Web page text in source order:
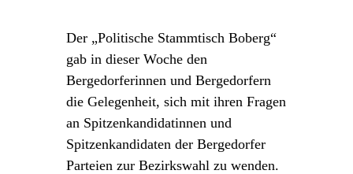
Der „Politische Stammtisch Boberg“
gab in dieser Woche den
Bergedorferinnen und Bergedorfern
die Gelegenheit, sich mit ihren Fragen
an Spitzenkandidatinnen und
Spitzenkandidaten der Bergedorfer
Parteien zur Bezirkswahl zu wenden.